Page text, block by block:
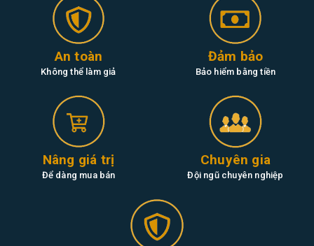
An toàn
Không thể làm giả
Đảm bảo
Bảo hiểm bằng tiền
Nâng giá trị
Để dàng mua bán
Chuyên gia
Đội ngũ chuyên nghiệp